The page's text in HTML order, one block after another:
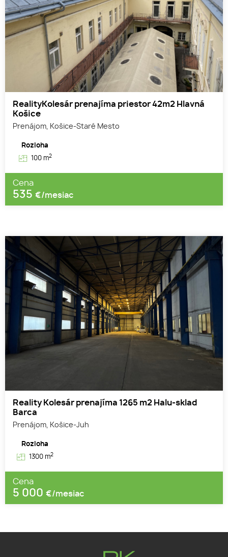
RealityKolesár prenajíma priestor 42m2 Hlavná
Košice
Prenájom, Košice-Staré Mesto
Rozloha
100 m2
Cena
535 €/mesiac
Reality Kolesár prenajíma 1265 m2 Halu-sklad
Barca
Prenájom, Košice-Juh
Rozloha
1300 m2
Cena
5 000 €/mesiac